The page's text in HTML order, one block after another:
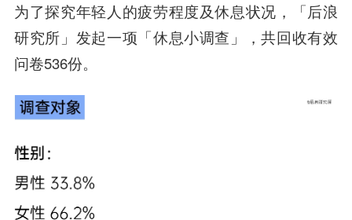
为了探究年轻人的疲劳程度及休息状况，「后浪
研究所」发起一项「休息小调查」，共回收有效
问卷536份。